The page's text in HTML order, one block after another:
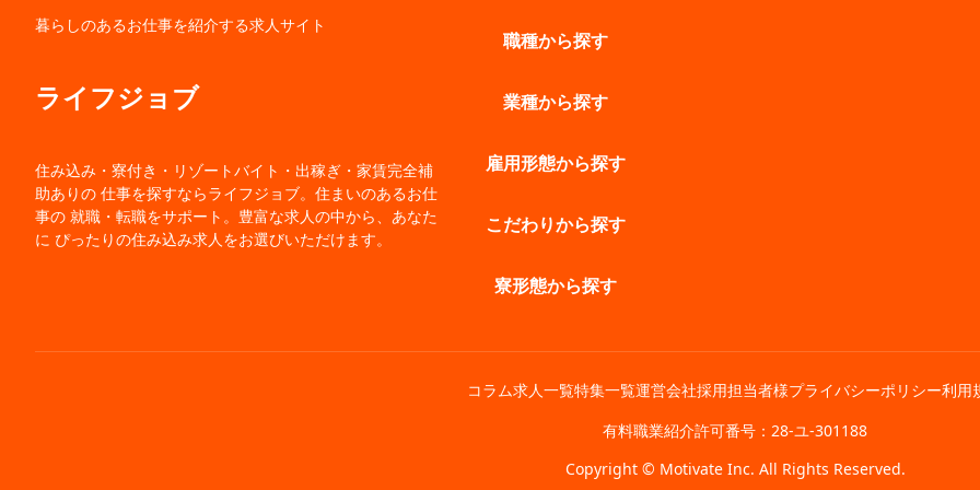
暮らしのあるお仕事を紹介する求人サイト
ライフジョブ
住み込み・寮付き・リゾートバイト・出稼ぎ・家賃完全補
助ありの 仕事を探すならライフジョブ。住まいのあるお仕
事の 就職・転職をサポート。豊富な求人の中から、あなた
に ぴったりの住み込み求人をお選びいただけます。
職種から探す
業種から探す
雇用形態から探す
こだわりから探す
寮形態から探す
コラム求人一覧特集一覧運営会社採用担当者様プライバシーポリシー利用
有料職業紹介許可番号：28-ユ-301188
Copyright © Motivate Inc. All Rights Reserved.